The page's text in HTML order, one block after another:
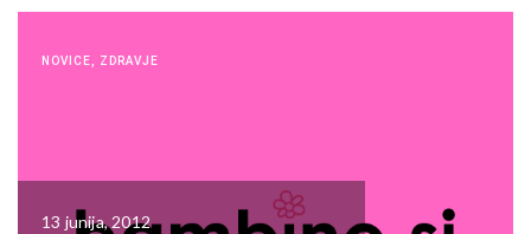
NOVICE ZDRAVJE
13 junija, 2012